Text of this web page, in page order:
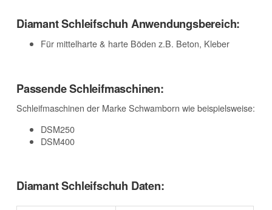
Diamant Schleifschuh Anwendungsbereich:
Für mittelharte & harte Böden z.B. Beton, Kleber
Passende Schleifmaschinen:
Schleifmaschinen der Marke Schwamborn wie beispielsweise:
DSM250
DSM400
Diamant Schleifschuh Daten: